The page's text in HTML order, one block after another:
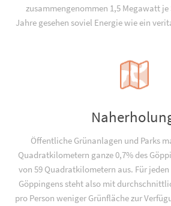
zusammengenommen 1,5 Megawatt
Jahre gesehen soviel Energie wie ein
Öffentliche Grünanlagen und Parks
Quadratkilometern ganze 0,7% des
von 59 Quadratkilometern aus. Für
Göppingens steht also mit
pro Person weniger Grünfläche zur